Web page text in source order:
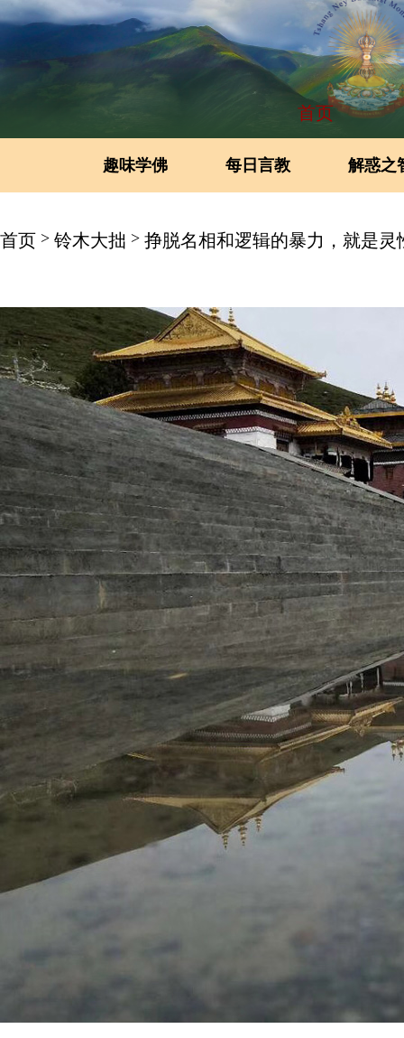
首页
趣味学佛 每日言教 解惑之
首页 > 铃木大拙 > 挣脱名相和逻辑的暴力，就是灵